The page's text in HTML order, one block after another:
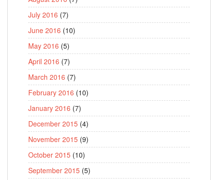
July 2016 (7)
June 2016 (10)
May 2016 (5)
April 2016 (7)
March 2016 (7)
February 2016 (10)
January 2016 (7)
December 2015 (4)
November 2015 (9)
October 2015 (10)
September 2015 (5)